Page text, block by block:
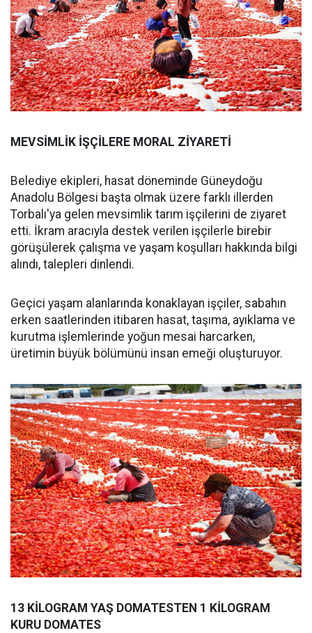
MEVSİMLİK İŞÇİLERE MORAL ZİYARETİ
Belediye ekipleri, hasat döneminde Güneydoğu
Anadolu Bölgesi başta olmak üzere farklı illerden
Torbalı'ya gelen mevsimlik tarım işçilerini de ziyaret
etti. İkram aracıyla destek verilen işçilerle birebir
görüşülerek çalışma ve yaşam koşulları hakkında bilgi
alındı, talepleri dinlendi.
Geçici yaşam alanlarında konaklayan işçiler, sabahın
erken saatlerinden itibaren hasat, taşıma, ayıklama ve
kurutma işlemlerinde yoğun mesai harcarken,
üretimin büyük bölümünü insan emeği oluşturuyor.
13 KİLOGRAM YAŞ DOMATESTEN 1 KİLOGRAM
KURU DOMATES